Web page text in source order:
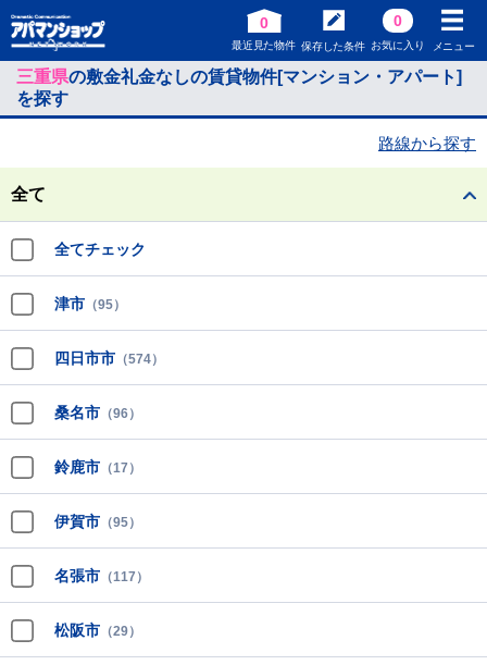
0
最近見た物件 保存した条件
0
お気に入り メニュー
三重県の敷金礼金なしの賃貸物件[マンション・アパート]
を探す
路線から探す
全て
全てチェック
津市 （95）
四日市市 （574）
桑名市 （96）
鈴鹿市 （17）
伊賀市 （95）
名張市 （117）
松阪市 （29）